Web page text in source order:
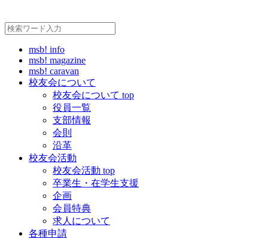
msb! info
msb! magazine
msb! caravan
校友会について
校友会について top
役員一覧
支部情報
会則
沿革
校友会活動
校友会活動 top
卒業生・在学生支援
企画
会員特典
求人について
各種申請